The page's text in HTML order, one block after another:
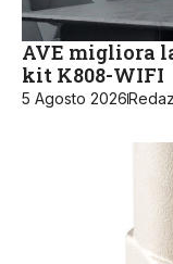
AVE migliora
kit K808-WIFI
5 Agosto 2026